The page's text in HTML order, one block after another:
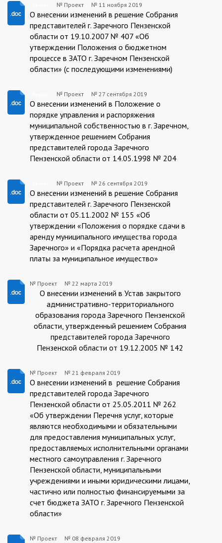
Проект
№ Проект № 11 ноября 2019
О внесении изменений в решение Собрания
представителей г. Заречного Пензенской
области от 19.10.2007 № 407 «Об
утверждении Положения о бюджетном
процессе в ЗАТО г. Заречном Пензенской
области» (с последующими изменениями)
Проект
№ Проект № 27 сентября 2019
О внесении изменений в Положение о
порядке управления и распоряжения
муниципальной собственностью в г. Заречном,
утвержденное решением Собрания
представителей города Заречного
Пензенской области от 14.05.1998 № 204
Проект
№ Проект № 26 сентября 2019
О внесении изменений в решение Собрания
представителей г. Заречного Пензенской
области от 05.11.2002 № 155 «Об
утверждении «Положения о порядке сдачи в
аренду муниципального имущества города
Заречного» и «Порядка расчета арендной
платы за муниципальное имущество»
Проект
№ Проект № 22 марта 2019
О внесении изменений в Устав закрытого
административно-территориального
образования города Заречного Пензенской
области, утвержденный решением Собрания
представителей города Заречного
Пензенской области от 19.12.2005 № 142
Проект
№ Проект № 21 февраля 2019
О внесении изменений в решение Собрания
представителей города Заречного
Пензенской области от 25.05.2011 № 262
«Об утверждении Перечня услуг, которые
являются необходимыми и обязательными
для предоставления муниципальных услуг,
предоставляемых исполнительными органами
местного самоуправления г. Заречного
Пензенской области, муниципальными
учреждениями и иными юридическими лицами,
частично или полностью финансируемыми за
счет бюджета ЗАТО г. Заречного Пензенской
области»
№ Проект № 08 февраля 2019